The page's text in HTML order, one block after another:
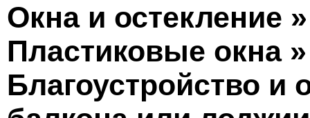
Окна и остекление »
Пластиковые окна »
Благоустройство и